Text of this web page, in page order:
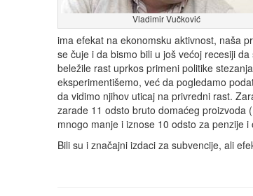
Vladimir Vučković
ima efekat na ekonomsku aktivnost, naša
se čuje i da bismo bili u još većoj recesiji
beležile rast uprkos primeni politike
eksperimentišemo, već da pogledamo
da vidimo njihov uticaj na privredni rast.
zarade 11 odsto bruto domaćeg proizvoda
mnogo manje i iznose 10 odsto za penzije
Bili su i značajni izdaci za subvencije, ali